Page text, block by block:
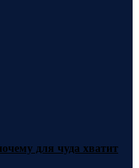
для чуда хватит